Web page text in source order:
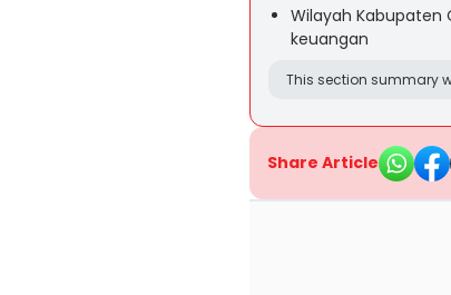
Wilayah Kabupaten
keuangan
This section summary
Share Article